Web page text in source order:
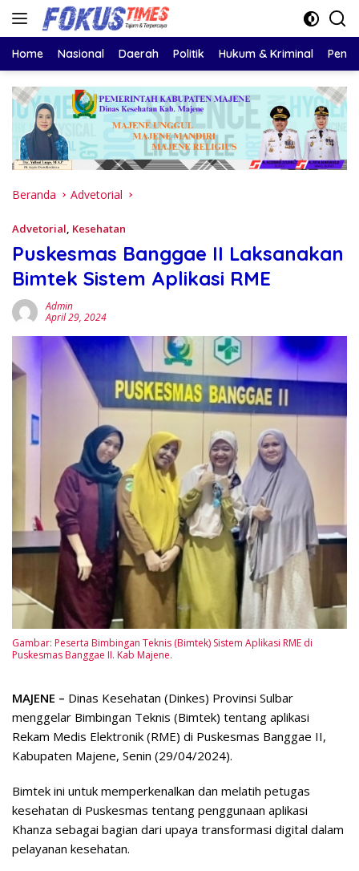
Langsung
Home Nasional Daerah Politik Hukum & Kriminal
Beranda Advetorial
Advetorial, Kesehatan
Puskesmas Banggae II Laksanakan
Bimtek Sistem Aplikasi RME
Admin
April 29, 2024
Gambar: Peserta Bimbingan Teknis (Bimtek) Sistem Aplikasi RME di
Puskesmas Banggae II. Kab Majene.
MAJENE – Dinas Kesehatan (Dinkes) Provinsi Sulbar
menggelar Bimbingan Teknis (Bimtek) tentang aplikasi
Rekam Medis Elektronik (RME) di Puskesmas Banggae II,
Kabupaten Majene, Senin (29/04/2024).
Bimtek ini untuk memperkenalkan dan melatih petugas
kesehatan di Puskesmas tentang penggunaan aplikasi
Khanza sebagai bagian dari upaya transformasi digital dalam
pelayanan kesehatan.